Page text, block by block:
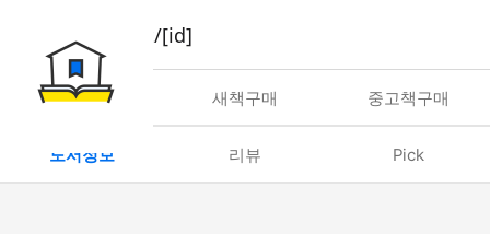
book/rent/[id]
대여 새책구매 중고책구매
도서정보 리뷰 Pick